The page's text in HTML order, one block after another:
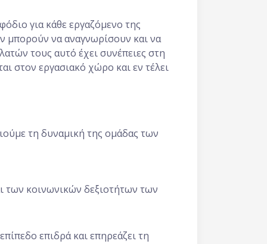
για κάθε εργαζόμενο της
μπορούν να αναγνωρίσουν και να
τους αυτό έχει συνέπειες στη
στον εργασιακό χώρο και εν τέλει
τη δυναμική της ομάδας των
των κοινωνικών δεξιοτήτων των
επιδρά και επηρεάζει τη